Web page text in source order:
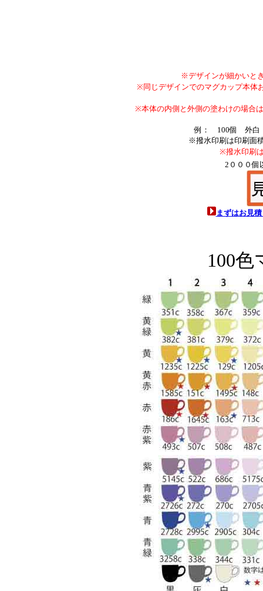
※デザインが細かいと
※同じデザインでのマグカップ本体
※本体の内側と外側の塗わけの場合
例： 100個 外白
※撥水印刷は印刷面
※撥水印刷
2０００個以
まずはお見
100色